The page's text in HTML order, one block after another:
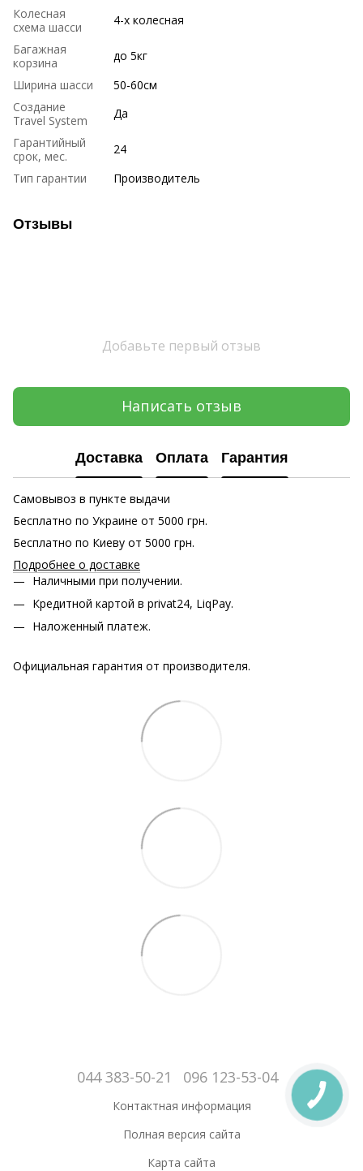
Колесная
схема шасси
4-х колесная
Багажная
корзина
до 5кг
Ширина шасси
50-60см
Создание
Travel System
Да
Гарантийный
срок, мес.
24
Тип гарантии
Производитель
Отзывы
Добавьте первый отзыв
Написать отзыв
Доставка Оплата Гарантия
Самовывоз в пункте выдачи
Бесплатно по Украине от 5000 грн.
Бесплатно по Киеву от 5000 грн.
Подробнее о доставке
Наличными при получении.
Кредитной картой в privat24, LiqPay.
Наложенный платеж.
Официальная гарантия от производителя.
044 383-50-21 096 123-53-04
Контактная информация
Полная версия сайта
Карта сайта